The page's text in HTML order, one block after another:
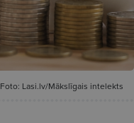
Foto: Lasi.lv/Mākslīgais intelekts